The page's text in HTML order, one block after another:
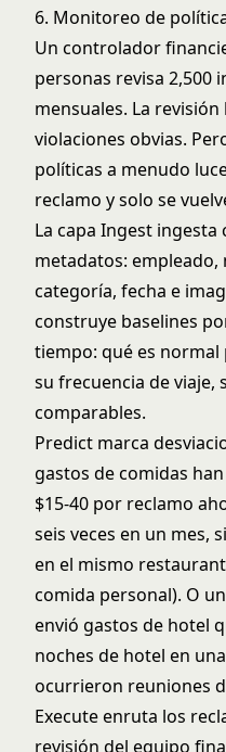
6. Monitoreo de
Un controlador
personas revisa 2,500
mensuales. La
violaciones obvias.
políticas a menudo
reclamo y solo se
La capa Ingest ingesta
metadatos:
categoría, fecha e
construye baselines
tiempo: qué es normal
su frecuencia de viaje,
comparables.
Predict marca
gastos de comidas
$15-40 por reclamo
seis veces en un mes,
en el mismo
comida personal). O
envió gastos de hotel
noches de hotel en
ocurrieron reuniones
Execute enruta los
revisión del equipo